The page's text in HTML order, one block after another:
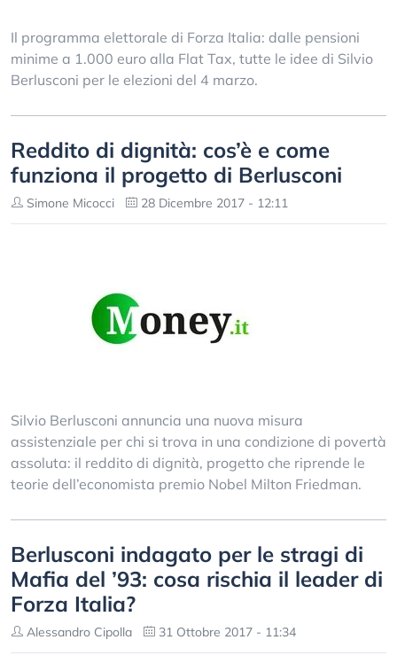
Il programma elettorale di Forza Italia: dalle pensioni
minime a 1.000 euro alla Flat Tax, tutte le idee di Silvio
Berlusconi per le elezioni del 4 marzo.
Reddito di dignità: cos’è e come
funziona il progetto di Berlusconi
Simone Micocci 28 Dicembre 2017 - 12:11
Silvio Berlusconi annuncia una nuova misura
assistenziale per chi si trova in una condizione di povertà
assoluta: il reddito di dignità, progetto che riprende le
teorie dell’economista premio Nobel Milton Friedman.
Berlusconi indagato per le stragi di
Mafia del ’93: cosa rischia il leader di
Forza Italia?
Alessandro Cipolla 31 Ottobre 2017 - 11:34